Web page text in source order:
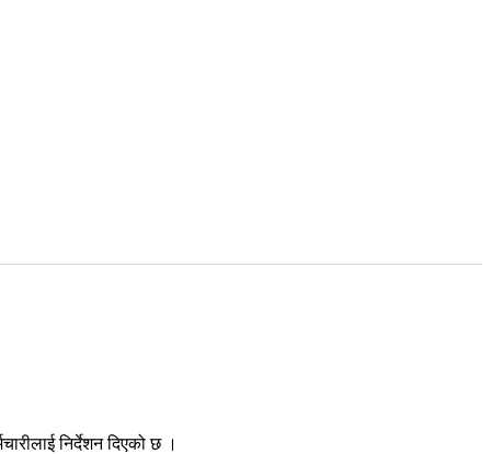
निर्देशन दिएको छ ।